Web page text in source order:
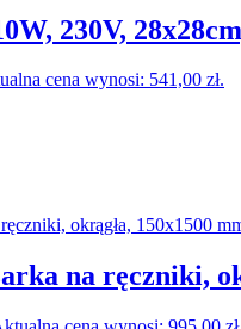
230V,
cena wynosi: 541,00 zł.
na ręczniki,